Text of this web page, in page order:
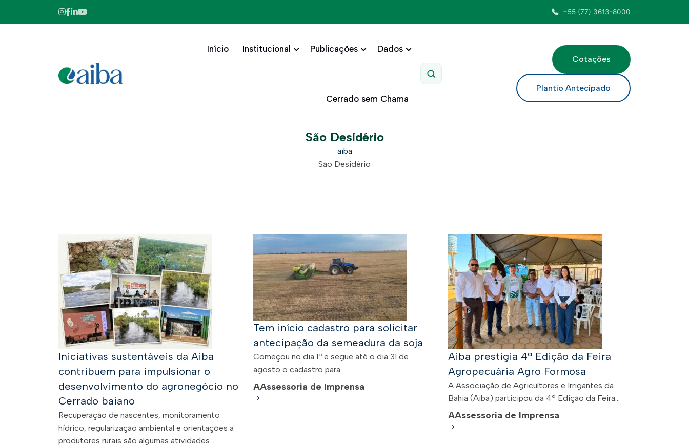
+55 (77) 3613-8000
Início Institucional Publicações Dados
Cerrado sem Chama
Pesquisar
Cotações
Plantio Antecipado
São Desidério
aiba
São Desidério
Iniciativas sustentáveis da Aiba
contribuem para impulsionar o
desenvolvimento do agronegócio no
Cerrado baiano
Recuperação de nascentes, monitoramento
hídrico, regularização ambiental e orientações a
produtores rurais são algumas atividades...
Tem início cadastro para solicitar
antecipação da semeadura da soja
Começou no dia 1º e segue até o dia 31 de
agosto o cadastro para...
AAssessoria de Imprensa
Aiba prestigia 4ª Edição da Feira
Agropecuária Agro Formosa
A Associação de Agricultores e Irrigantes da
Bahia (Aiba) participou da 4ª Edição da Feira...
AAssessoria de Imprensa